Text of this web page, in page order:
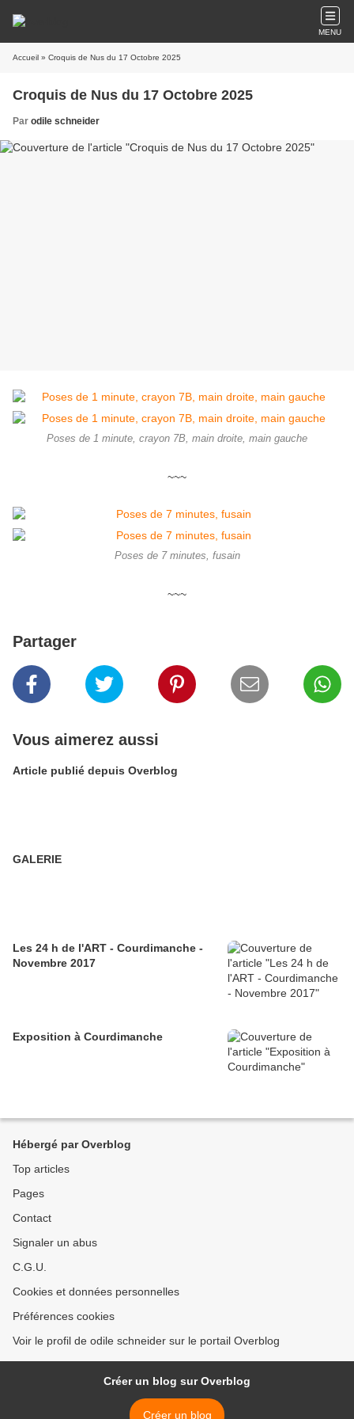
MENU
Accueil » Croquis de Nus du 17 Octobre 2025
Croquis de Nus du 17 Octobre 2025
Par odile schneider
Poses de 1 minute, crayon 7B, main droite, main gauche
~~~
Poses de 7 minutes, fusain
~~~
Partager
Vous aimerez aussi
Article publié depuis Overblog
GALERIE
Les 24 h de l'ART - Courdimanche -
Novembre 2017
Exposition à Courdimanche
Hébergé par Overblog
Top articles
Pages
Contact
Signaler un abus
C.G.U.
Cookies et données personnelles
Préférences cookies
Voir le profil de odile schneider sur le portail Overblog
Créer un blog sur Overblog
Créer un blog